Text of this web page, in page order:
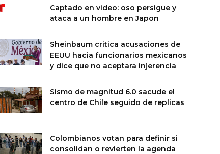
Captado en video: oso persigue y
ataca a un hombre en Japon
Sheinbaum critica acusaciones de
EEUU hacia funcionarios mexicanos
y dice que no aceptara injerencia
Sismo de magnitud 6.0 sacude el
centro de Chile seguido de replicas
Colombianos votan para definir si
consolidan o revierten la agenda